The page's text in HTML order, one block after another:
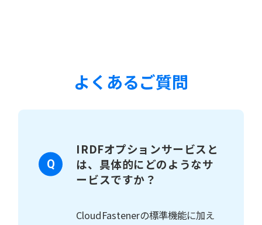
よくあるご質問
IRDFオプションサービスと
は、具体的にどのようなサ
ービスですか？
CloudFastenerの標準機能に加え